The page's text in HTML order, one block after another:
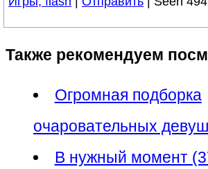
Также рекомендуем
Огромная подборка
очаровательных
В нужный момент